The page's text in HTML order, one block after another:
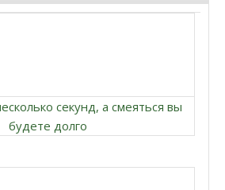
секунд, а смеяться вы
будете долго